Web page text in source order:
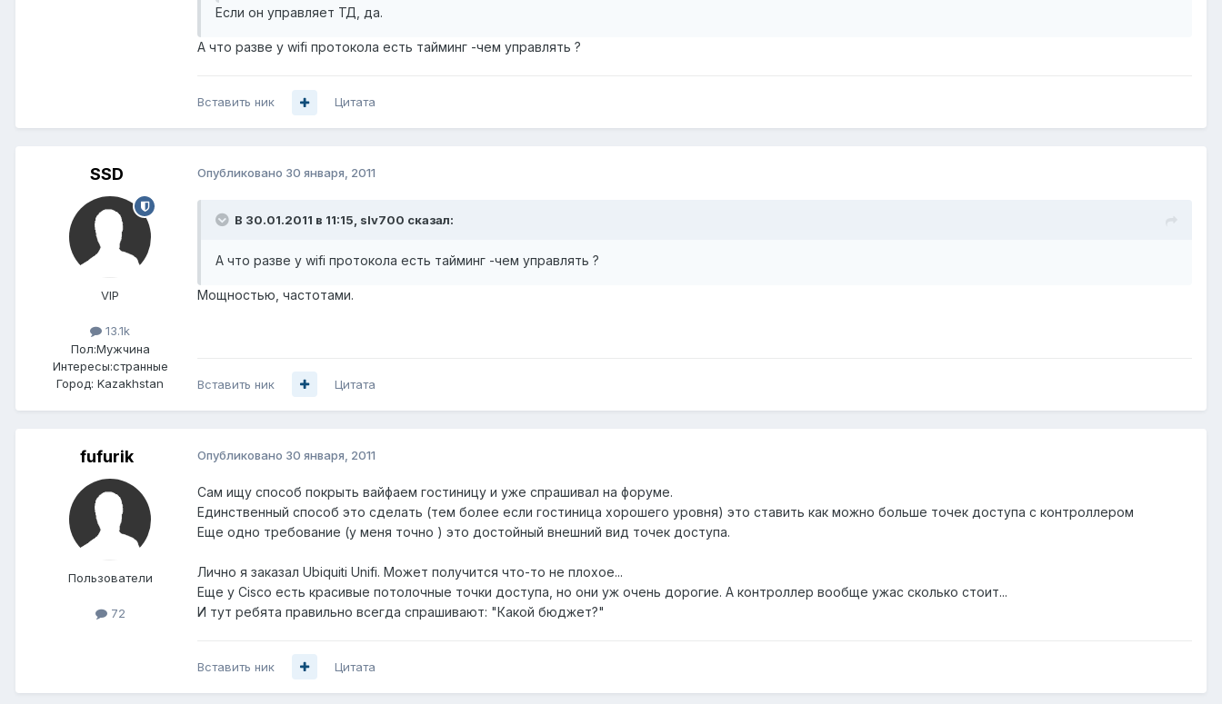
Если он управляет ТД, да.
А что разве у wifi протокола есть тайминг -чем управлять ?
Вставить ник Цитата
SSD
VIP
13.1k
Пол:Мужчина
Интересы:странные
Город: Kazakhstan
Опубликовано 30 января, 2011
В 30.01.2011 в 11:15, slv700 сказал:
А что разве у wifi протокола есть тайминг -чем управлять ?
Мощностью, частотами.
Вставить ник Цитата
fufurik
Пользователи
72
Опубликовано 30 января, 2011
Сам ищу способ покрыть вайфаем гостиницу и уже спрашивал на форуме.
Единственный способ это сделать (тем более если гостиница хорошего уровня) это ставить как можно больше точек доступа с контроллером
Еще одно требование (у меня точно ) это достойный внешний вид точек доступа.
Лично я заказал Ubiquiti Unifi. Может получится что-то не плохое...
Еще у Cisco есть красивые потолочные точки доступа, но они уж очень дорогие. А контроллер вообще ужас сколько стоит...
И тут ребята правильно всегда спрашивают: "Какой бюджет?"
Вставить ник Цитата